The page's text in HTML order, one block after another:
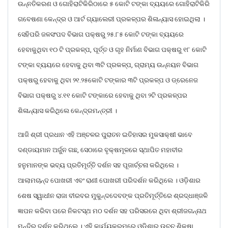
ଉନ୍ନତିକରଣ ଓ ଗୋହିରାଟିକିରିଠାରେ ୫ କୋଟି ଟଙ୍କା ବ୍ୟୟରେ ଗୋହିରାଟିକିରି
ଗବେଷଣା କେନ୍ଦ୍ର ଓ ଆର୍ଟ ଗ୍ୟାଲେରୀ ପ୍ରକଳ୍ପର ଶିଳାନ୍ୟାସ ହୋଇଥିଲା ।
ସେହିପରି ଜଳସଂପଦ ବିଭାଗ ପକ୍ଷରୁ ୨୫.୮୫ କୋଟି ଟଙ୍କା ବ୍ୟୟରେ
ହେବାକୁଥିବା ୧୦ ଟି ପ୍ରକଳ୍ପ, ପୂର୍ତ୍ତ ଓ ଗୃହ ନିର୍ମାଣ ବିଭାଗ ପକ୍ଷରୁ ୧୮ କୋଟି
ଟଙ୍କା ବ୍ୟୟରେ ହେବାକୁ ଥିବା ୩ଟି ପ୍ରକଳ୍ପ, ଗ୍ରାମ୍ୟ ଉନ୍ନୟନ ବିଭାଗ
ପକ୍ଷରୁ ହେବାକୁ ଥିବା ୨୧.୨୫କୋଟି ଟଙ୍କାର ୩ଟି ପ୍ରକଳ୍ପ ଓ ଡ୍ରେନେଜ
ବିଭାଗ ପକ୍ଷରୁ ୪.୧୧ କୋଟି ଟଙ୍କାରେ ହେବାକୁ ଥିବା ୨ଟି ପ୍ରକଳ୍ପର
ଶିଳାନ୍ୟାସ କରିଥିଲେ କେନ୍ଦ୍ରମନ୍ତ୍ରୀ ।
ଆଜି ଶ୍ରୀ ପ୍ରଧାନ ଏହି ଅଞ୍ଚଳର ପୁରାତନ ଇତିହାସର ମୁକସାକ୍ଷୀ ଭାବେ
ଦଣ୍ଡାୟମାନ ଅର୍ଜୁନ ଗଛ, ସେଠାରେ ବୃକ୍ଷମୂଳରେ ସ୍ଥାପିତ ମହାବୀର
ହନୁମାନଙ୍କ ଭବ୍ୟ ପ୍ରତିମୂର୍ତ୍ତି ଦର୍ଶନ ସହ ପୂଜାର୍ଚ୍ଚନା କରିଥିଲେ ।
ଆଲାମଚାନ୍ଦ ପୋଖରୀ ଏବଂ ରାଣୀ ପୋଖରୀ ପରିଦର୍ଶନ କରିଥିଲେ । ଓଡ଼ିଶାର
ଶେଷ ସ୍ୱାଧୀନ ରାଜା ବୀରବର ମୁକୁନ୍ଦଦେବଙ୍କ ପ୍ରତିମୂର୍ତ୍ତିରେ ଶ୍ରଦ୍ଧାଞ୍ଜଳି
ଜ୍ଞାପନ କରିବା ପରେ ନିକଟସ୍ଥ ମଠ ଦର୍ଶନ ସହ ପରିସରରେ ଥିବା ଶ୍ରୀଜଗନ୍ନାଥ
ମନ୍ଦିର ଦର୍ଶନ କରିଥିଲେ । ଏହି କାର୍ଯ୍ୟକ୍ରମରେ ଓଡ଼ିଶାର ଉଚ୍ଚ ଶିକ୍ଷା